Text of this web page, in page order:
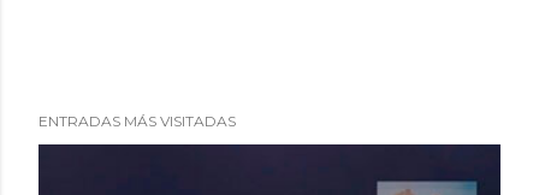
ENTRADAS MÁS VISITADAS